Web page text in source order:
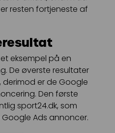
resten fortjeneste af
eksempel på en
De øverste resultater
derimod er de Google
Den første
sport24.dk, som
Ads annoncer.